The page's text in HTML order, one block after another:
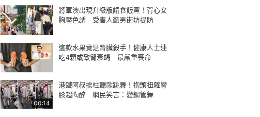
將軍澳出現升級版請食飯黨！背心女
胸壓色誘 受害人籲男街坊提防
這款水果竟是腎臟殺手！健康人士連
吃4顆或致腎衰竭 最嚴重喪命
00:14
港鐵阿叔挨柱聽歌跳舞！揈頭扭蘿彎
膝超陶醉 網民笑言：變鋼管舞